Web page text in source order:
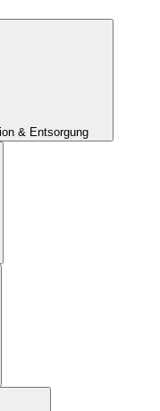
& Entsorgung